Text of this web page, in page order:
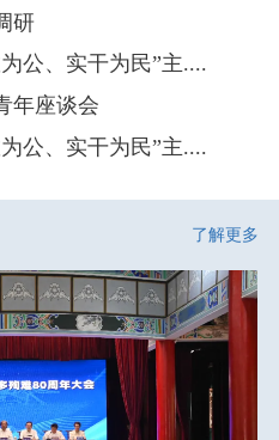
研
公、实干为民”主....
年座谈会
公、实干为民”主....
了解更多